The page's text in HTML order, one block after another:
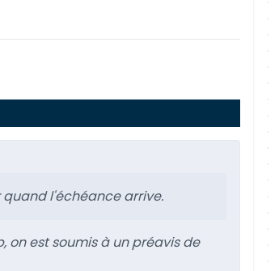
l'échéance arrive.
est soumis à un préavis de